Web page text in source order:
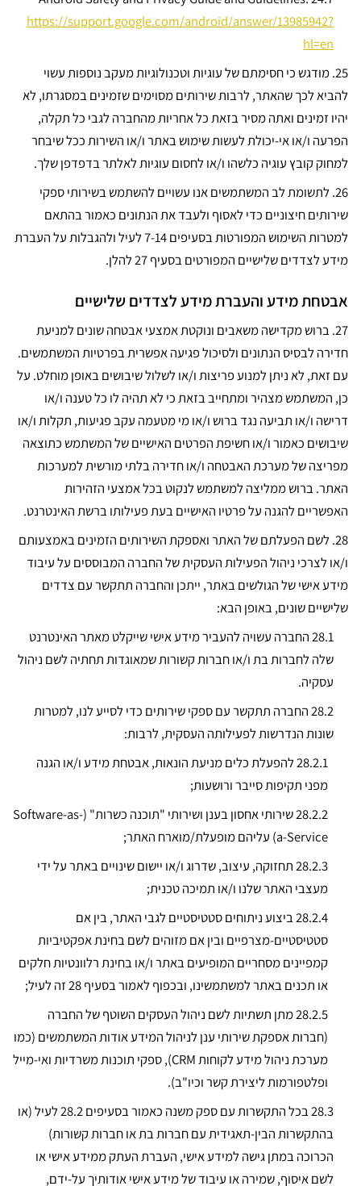
https://support.google.com/android/answer/13985942?
hl=en
25. מודגש כי חסימתם של עוגיות וטכנולוגיות מעקב נוספות עשוי
להביא לכך שהאתר, לרבות שירותים מסוימים שזמינים במסגרתו, לא
יהיו זמינים ואתה מסיר בזאת כל אחריות מהחברה לגבי כל תקלה,
הפרעה ו/או אי-יכולת לעשות שימוש באתר ו/או השירות ככל שיבחר
למחוק קובץ עוגיה כלשהו ו/או לחסום עוגיות לאלתר בדפדפן שלך.
26. לתשומת לב המשתמשים אנו עשויים להשתמש בשירותי ספקי
שירותים חיצוניים כדי לאסוף ולעבד את הנתונים כאמור בהתאם
למטרות השימוש המפורטות בסעיפים 7-14 לעיל ולהגבלות על העברת
מידע לצדדים שלישיים המפורטים בסעיף 27 להלן.
אבטחת מידע והעברת מידע לצדדים שלישיים
27. ברוש מקדישה משאבים ונוקטת אמצעי אבטחה שונים למניעת
חדירה לבסיס הנתונים ולסיכול פגיעה אפשרית בפרטיות המשתמשים.
עם זאת, לא ניתן למנוע פריצות ו/או לשלול שיבושים באופן מוחלט. על
כן, המשתמש מצהיר ומתחייב בזאת כי לא תהיה לו כל טענה ו/או
דרישה ו/או תביעה נגד ברוש ו/או מי מטעמה עקב פגיעות, תקלות ו/או
שיבושים כאמור ו/או חשיפת הפרטים האישיים של המשתמש כתוצאה
מפריצה של מערכת האבטחה ו/או חדירה בלתי מורשית למערכות
האתר. ברוש ממליצה למשתמש לנקוט בכל אמצעי הזהירות
האפשריים להגנה על פרטיו האישיים בעת פעילותו ברשת האינטרנט.
28. לשם הפעלתם של האתר ואספקת השירותים הזמינים באמצעותם
ו/או לצרכי ניהול הפעילות העסקית של החברה המבוססים על עיבוד
מידע אישי של הגולשים באתר, ייתכן והחברה תתקשר עם צדדים
שלישיים שונים, באופן הבא:
28.1 החברה עשויה להעביר מידע אישי שייקלט מאתר האינטרנט
שלה לחברות בת ו/או חברות קשורות שמאוגדות תחתיה לשם ניהול
עסקיה.
28.2 החברה תתקשר עם ספקי שירותים כדי לסייע לנו, למטרות
שונות הנדרשות לפעילותה העסקית, לרבות:
28.2.1 להפעלת כלים מניעת הונאות, אבטחת מידע ו/או הגנה
מפני תקיפות סייבר ורושעות;
28.2.2
שירותי אחסון בענן ושירותי "תוכנה כשרות" (Software-as-
a-Service) עליהם מופעלת/מוארח האתר;
28.2.3תחזוקה, עיצוב, שדרוג ו/או יישום שינויים באתר על ידי
מעצבי האתר שלנו ו/או תמיכה טכנית;
28.2.4ביצוע ניתוחים סטטיסטיים לגבי האתר, בין אם
סטטיסטיים-מצרפיים ובין אם מזוהים לשם בחינת אפקטיביות
קמפיינים מסחריים המופיעים באתר ו/או בחינת רלוונטיות חלקים
או תכנים באתר למשתמשינו, ובכפוף לאמור בסעיף 28 זה לעיל;
28.2.5מתן תשתיות לשם ניהול העסקים השוטף של החברה
(חברות אספקת שירותי ענן לניהול המידע אודות המשתמשים (כמו
מערכת ניהול מידע לקוחות CRM), ספקי תוכנות משרדיות ואי-מייל
ופלטפורמות ליצירת קשר וכיו"ב).
28.3 בכל התקשרות עם ספק משנה כאמור בסעיפים 28.2 לעיל (או
בהתקשרות הבין-תאגידית עם חברות בת או חברות קשורות)
הכרוכה במתן גישה למידע אישי, העברת העתק ממידע אישי או
לשם איסוף, שמירה או עיבוד של מידע אישי אודותיך על-ידם,